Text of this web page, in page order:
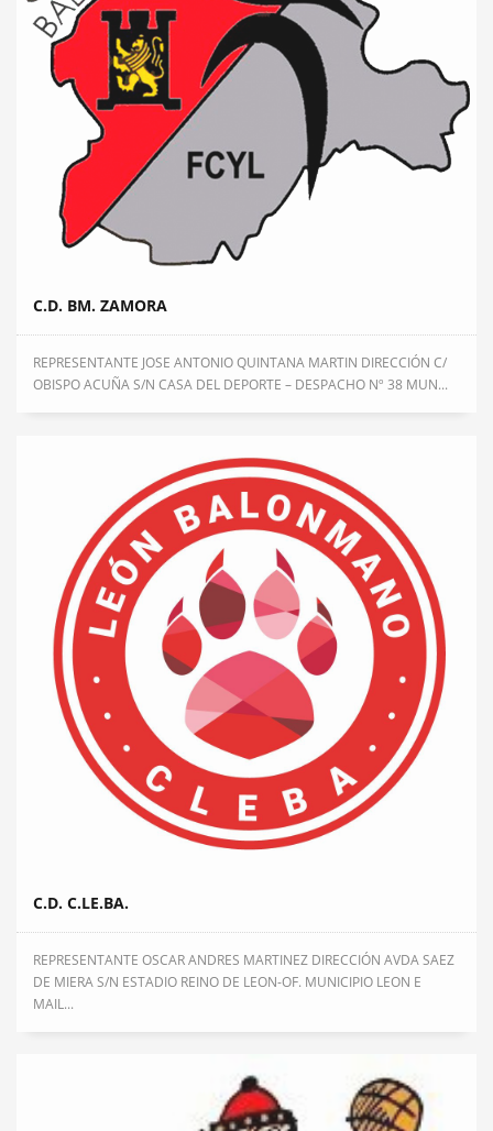
C.D. BM. ZAMORA
REPRESENTANTE JOSE ANTONIO QUINTANA MARTIN DIRECCIÓN C/
OBISPO ACUÑA S/N CASA DEL DEPORTE – DESPACHO Nº 38 MUN...
C.D. C.LE.BA.
REPRESENTANTE OSCAR ANDRES MARTINEZ DIRECCIÓN AVDA SAEZ
DE MIERA S/N ESTADIO REINO DE LEON-OF. MUNICIPIO LEON E
MAIL...